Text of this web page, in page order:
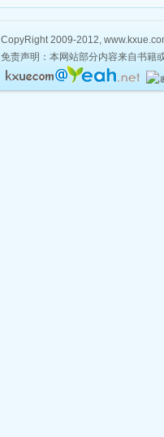
CopyRight 2009-2012,
免责声明：本网站部分内容来自书籍